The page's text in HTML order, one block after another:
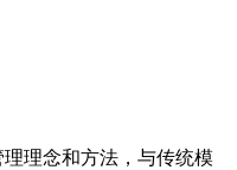
理念和方法，与传统模